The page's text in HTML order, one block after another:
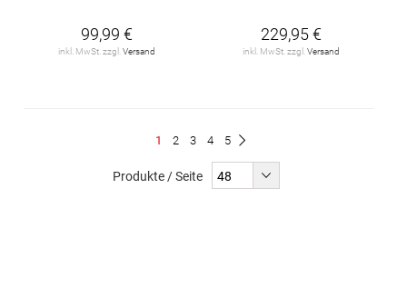
99,99 €
inkl. MwSt. zzgl. Versand
229,95 €
inkl. MwSt. zzgl. Versand
Du
1 Seite
2 Seite
3 Seite
4 Seite
5
Produkte / Seite